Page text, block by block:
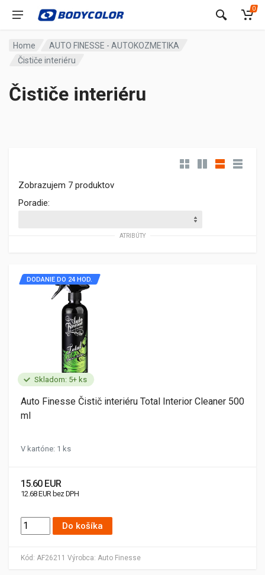
0
Home
AUTO FINESSE - AUTOKOZMETIKA
Čističe interiéru
Čističe interiéru
Zobrazujem 7 produktov
Poradie:
ATRIBÚTY
Skladom: 5+ ks
Kód: AF26211 Výrobca: Auto Finesse
DODANIE DO 24 HOD.
Auto Finesse Čistič interiéru Total Interior Cleaner 500
ml
V kartóne: 1 ks
15.60 EUR
12.68 EUR bez DPH
Do košíka